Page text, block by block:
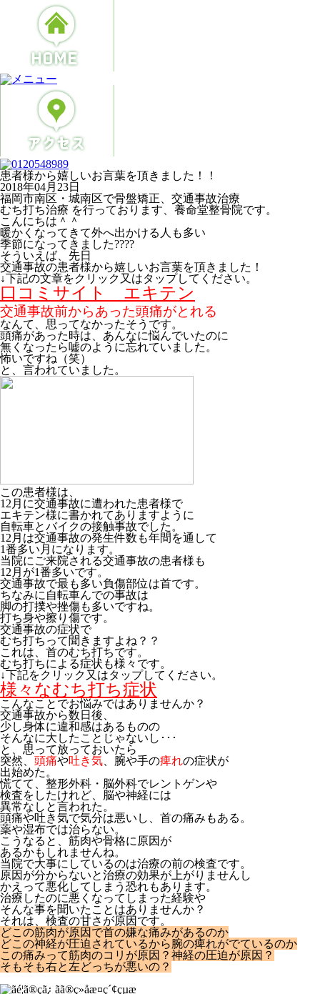
患者様から嬉しいお言葉を頂きました！！
2018年04月23日
福岡市南区・城南区で骨盤矯正、交通事故治療
むち打ち治療 を行っております、養命堂整骨院です。
こんにちは＾＾
暖かくなってきて外へ出かける人も多い
季節になってきました????
そういえば、先日
交通事故の患者様から嬉しいお言葉を頂きました！
↓下記の文章をクリック又はタップしてください。
口コミサイト エキテン
交通事故前からあった頭痛がとれる
なんて、思ってなかったそうです。
頭痛があった時は、あんなに悩んでいたのに
無くなったら嘘のように忘れていました。
怖いですね（笑）
と、言われていました。
この患者様は、
12月に交通事故に遭われた患者様で
エキテン様に書かれてありますように
自転車とバイクの接触事故でした。
12月は交通事故の発生件数も年間を通して
1番多い月になります。
当院にご来院される交通事故の患者様も
12月が1番多いです。
交通事故で最も多い負傷部位は首です。
ちなみに自転車んでの事故は
脚の打撲や挫傷も多いですね。
打ち身や擦り傷です。
交通事故の症状で
むち打ちって聞きますよね？？
これは、首のむち打ちです。
むち打ちによる症状も様々です。
↓下記をクリック又はタップしてください。
様々なむち打ち症状
こんなことでお悩みではありませんか？
交通事故から数日後、
少し身体に違和感はあるものの
そんなに大したことじゃないし･･･
と、思って放っておいたら
突然、 頭痛や吐き気 、腕や手の痺れの症状が
出始めた。
慌てて、整形外科・脳外科でレントゲンや
検査をしたけれど、脳や神経には
異常なしと言われた。
頭痛や吐き気で気分は悪いし、首の痛みもある。
薬や湿布では治らない。
こうなると、筋肉や骨格に原因が
あるかもしれませんね。
当院で大事にしているのは治療の前の検査です。
原因が分からないと治療の効果が上がりませんし
かえって悪化してしまう恐れもあります。
治療したのに悪くなってしまった経験や
そんな事を聞いたことはありませんか？
それは、検査の甘さが原因です。
どこの筋肉が原因で首の嫌な痛みがあるのか
どこの神経が圧迫されているから腕の痺れがでているのか
この痛みって筋肉のコリが原因？神経の圧迫が原因？
そもそも右と左どっちが悪いの？